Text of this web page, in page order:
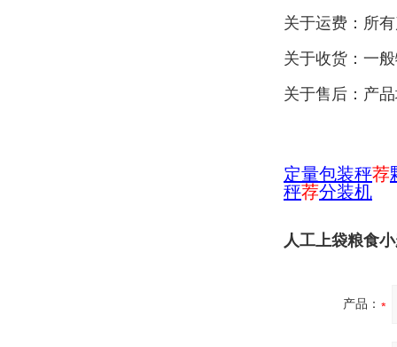
关于运费：所
关于收货：一
关于售后：产
定量包装秤荐
秤荐分装机
人工上袋粮食
产品：